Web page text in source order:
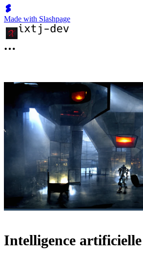
Made with Slashpage
Intelligence artificielle